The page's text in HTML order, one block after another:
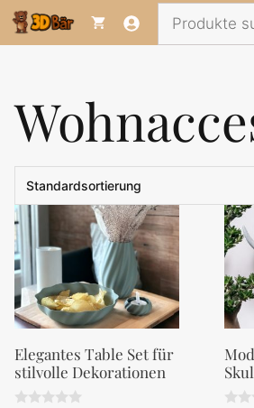
Zum
Inhalt
Elegantes Table Set für
stilvolle Dekorationen